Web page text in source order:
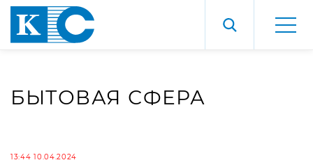
БЫТОВАЯ СФЕРА
13:44 10.04.2024